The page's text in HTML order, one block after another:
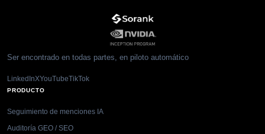
Ser encontrado en todas partes, en piloto automático
LinkedInXYouTubeTikTok
PRODUCTO
Seguimiento de menciones IA
Auditoría GEO / SEO